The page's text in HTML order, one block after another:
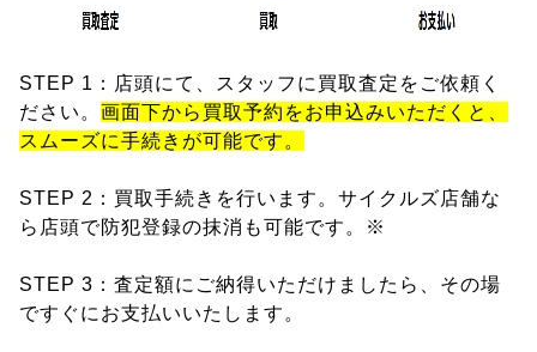
STEP 1：店頭にて、スタッフに買取査定をご依頼く
ださい。 画面下から買取予約をお申込みいただくと、
スムーズに手続きが可能です。
STEP 2：買取手続きを行います。サイクルズ店舗な
ら店頭で防犯登録の抹消も可能です。※
STEP 3：査定額にご納得いただけましたら、その場
ですぐにお支払いいたします。